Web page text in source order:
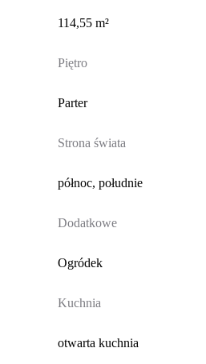
114,55 m²
Piętro
Parter
Strona świata
północ, południe
Dodatkowe
Ogródek
Kuchnia
otwarta kuchnia